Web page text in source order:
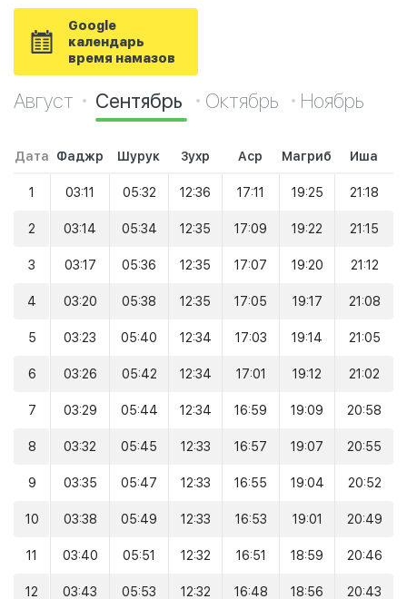
Google
календарь
время намазов
Август Сентябрь Октябрь Ноябрь
Дата Фаджр Шурук Зухр Аср Магриб Иша
1 03:11 05:32 12:36 17:11 19:25 21:18
2 03:14 05:34 12:35 17:09 19:22 21:15
3 03:17 05:36 12:35 17:07 19:20 21:12
4 03:20 05:38 12:35 17:05 19:17 21:08
5 03:23 05:40 12:34 17:03 19:14 21:05
6 03:26 05:42 12:34 17:01 19:12 21:02
7 03:29 05:44 12:34 16:59 19:09 20:58
8 03:32 05:45 12:33 16:57 19:07 20:55
9 03:35 05:47 12:33 16:55 19:04 20:52
10 03:38 05:49 12:33 16:53 19:01 20:49
11 03:40 05:51 12:32 16:51 18:59 20:46
12 03:43 05:53 12:32 16:48 18:56 20:43